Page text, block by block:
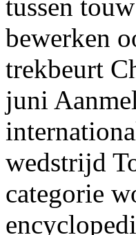
tussen
bewerken
trekbeurt
juni
wedstrijd
categorie